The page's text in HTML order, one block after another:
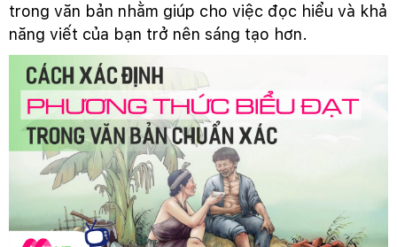
trong văn bản nhằm giúp cho việc đọc hiểu và khả
năng viết của bạn trở nên sáng tạo hơn.